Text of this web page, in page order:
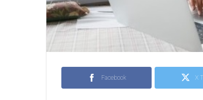
Facebook X